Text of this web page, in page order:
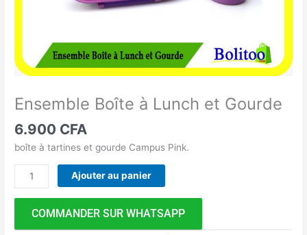
Ensemble Boîte à Lunch et Gourde
6.900 CFA
boîte à tartines et gourde Campus Pink.
Ajouter au panier
COMMANDER SUR WHATSAPP